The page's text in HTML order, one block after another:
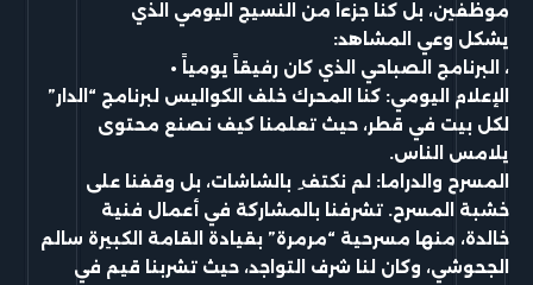
موظفين، بل كنا جزءاً من النسيج اليومي الذي
يشكل وعي المشاهد:
، البرنامج الصباحي الذي كان رفيقاً يومياً •
الإعلام
اليومي: كنا المحرك خلف الكواليس لبرنامج “الدار”
لكل بيت في قطر، حيث تعلمنا كيف نصنع محتوى
يلامس الناس.
المسرح والدراما: لم نكتف ِ بالشاشات، بل وقفنا على
خشبة المسرح. تشرفنا بالمشاركة في أعمال فنية
خالدة، منها مسرحية “مرمرة” بقيادة
القامة الكبيرة سالم
الجحوشي، وكان لنا شرف التواجد، حيث تشربنا قيم في